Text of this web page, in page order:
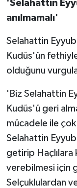
'Selahattin
anılmamalı'
Selahattin
Kudüs'ün fethiyle
olduğunu
'Biz Selahattin
Kudüs'ü geri
mücadele ile
Selahattin
getirip Haçlılara
verebilmesi için
Selçuklulardan